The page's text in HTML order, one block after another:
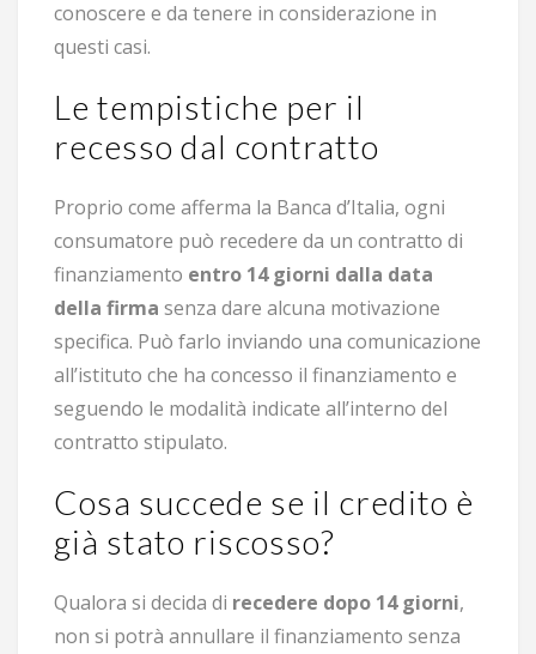
conoscere e da tenere in considerazione in
questi casi.
Le tempistiche per il
recesso dal contratto
Proprio come afferma la Banca d’Italia, ogni
consumatore può recedere da un contratto di
finanziamento entro 14 giorni dalla data
della firma senza dare alcuna motivazione
specifica. Può farlo inviando una comunicazione
all’istituto che ha concesso il finanziamento e
seguendo le modalità indicate all’interno del
contratto stipulato.
Cosa succede se il credito è
già stato riscosso?
Qualora si decida di recedere dopo 14 giorni,
non si potrà annullare il finanziamento senza